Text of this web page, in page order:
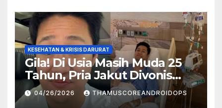
KESEHATAN & KRISIS DARURAT
Gila! Di Usia Masih Muda 25
Tahun, Pria Jakut Divonis
Kanker Limfoma, Ini Dugaan
Penyebabnya
04/26/2026 THAMUSCOREANDROIDOPS